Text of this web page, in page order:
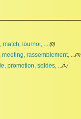
match, tournoi, ....(0)
rassemblement, ...(0)
promotion, soldes, ...(0)